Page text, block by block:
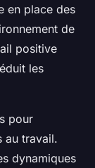
en place des
de
positive
les
pour
au travail.
dynamiques